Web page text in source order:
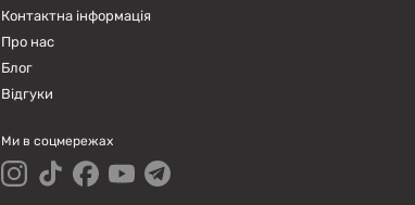
Контактна інформація
Про нас
Блог
Відгуки
Ми в соцмережах